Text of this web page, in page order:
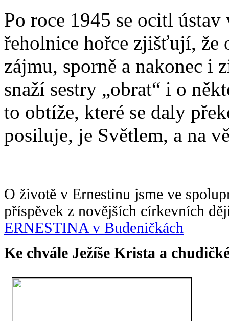
Po roce 1945 se ocitl
řeholnice hořce zjišťují, že
zájmu, sporně a nakonec i
snaží sestry „obrat“ i o
to obtíže, které se daly
posiluje, je Světlem, a na
O životě v Ernestinu jsme ve
příspěvek z novějších církevních
ERNESTINA v Budeničkách
Ke chvále Ježíše Krista a